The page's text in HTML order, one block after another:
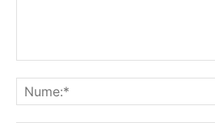
Prelucrarea datelor cu caracter